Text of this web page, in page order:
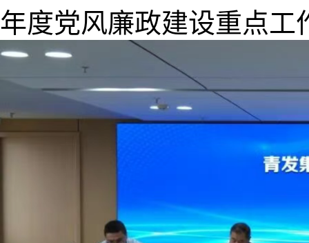
年度党风廉政建设重点工